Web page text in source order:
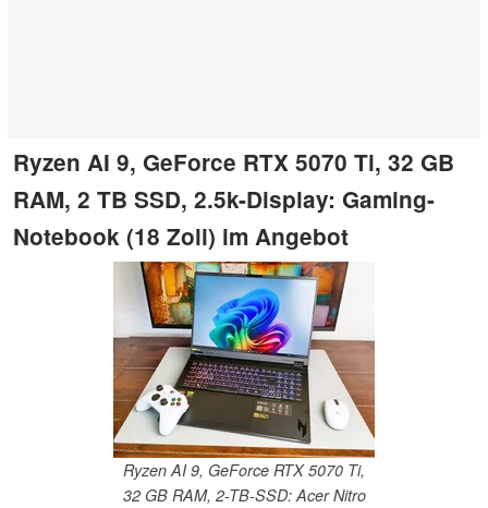
Ryzen AI 9, GeForce RTX 5070 Ti, 32 GB
RAM, 2 TB SSD, 2.5k-Display: Gaming-
Notebook (18 Zoll) im Angebot
Ryzen AI 9, GeForce RTX 5070 Ti,
32 GB RAM, 2-TB-SSD: Acer Nitro